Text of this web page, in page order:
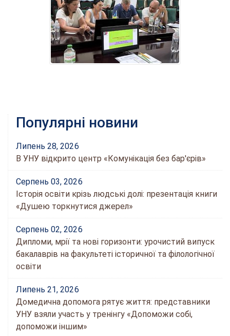
Популярні новини
Липень 28, 2026
В УНУ відкрито центр «Комунікація без бар'єрів»
Серпень 03, 2026
Історія освіти крізь людські долі: презентація книги
«Душею торкнутися джерел»
Серпень 02, 2026
Дипломи, мрії та нові горизонти: урочистий випуск
бакалаврів на факультеті історичної та філологічної
освіти
Липень 21, 2026
Домедична допомога рятує життя: представники
УНУ взяли участь у тренінгу «Допоможи собі,
допоможи іншим»